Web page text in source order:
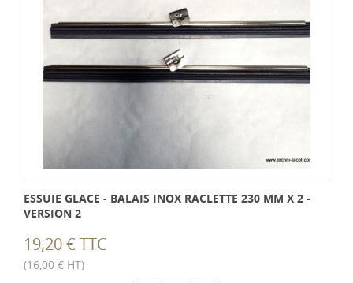
ESSUIE GLACE - BALAIS INOX RACLETTE 230 MM X 2 -
VERSION 2
19,20 € TTC
(16,00 € HT)